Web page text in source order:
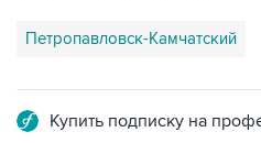
Петропавловск-Камчатский
Купить подписку на